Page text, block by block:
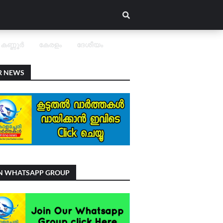
കണ്ണൂർ കേരളം ദേശീയം
NEWS
WHATSAPP GROUP